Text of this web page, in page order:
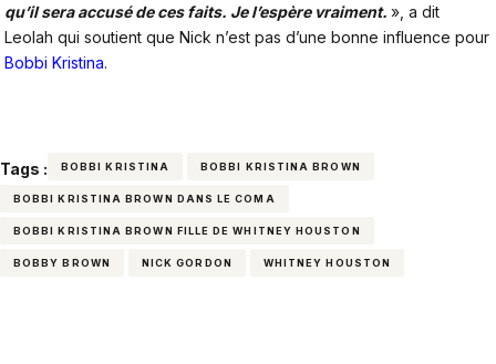
qu’il sera accusé de ces faits. Je l’espère vraiment. », a dit
Leolah qui soutient que Nick n’est pas d’une bonne influence pour
Bobbi Kristina.
Tags : BOBBI KRISTINA BOBBI KRISTINA BROWN
BOBBI KRISTINA BROWN DANS LE COMA
BOBBI KRISTINA BROWN FILLE DE WHITNEY HOUSTON
BOBBY BROWN NICK GORDON WHITNEY HOUSTON